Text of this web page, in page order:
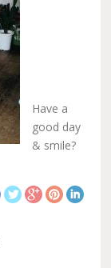
Have a
good day
& smile?